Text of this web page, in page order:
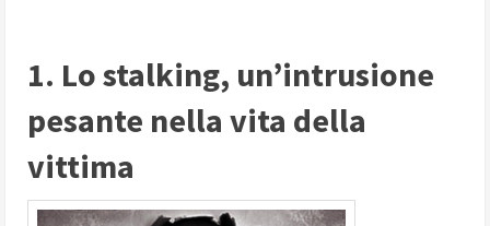
1. Lo stalking, un’intrusione
pesante nella vita della
vittima